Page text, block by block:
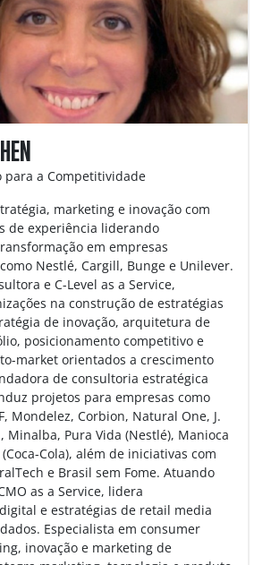
para a Competitividade
marketing e inovação com
de experiência liderando
em empresas
Nestlé, Cargill, Bunge e Unilever.
e C-Level as a Service,
na construção de estratégias
de inovação, arquitetura de
posicionamento competitivo e
market orientados a crescimento
de consultoria estratégica
projetos para empresas como
Mondelez, Corbion, Natural One, J.
Minalba, Pura Vida (Nestlé), Manioca
Cola), além de iniciativas com
e Brasil sem Fome. Atuando
as a Service, lidera
e estratégias de retail media
Especialista em consumer
inovação e marketing de